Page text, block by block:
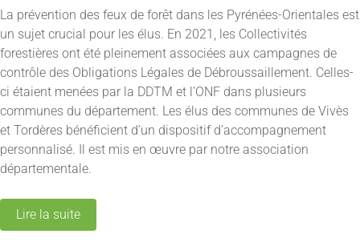
La prévention des feux de forêt dans les Pyrénées-Orientales est
un sujet crucial pour les élus. En 2021, les Collectivités
forestières ont été pleinement associées aux campagnes de
contrôle des Obligations Légales de Débroussaillement. Celles-
ci étaient menées par la DDTM et l’ONF dans plusieurs
communes du département. Les élus des communes de Vivès
et Tordères bénéficient d’un dispositif d’accompagnement
personnalisé. Il est mis en œuvre par notre association
départementale.
Lire la suite